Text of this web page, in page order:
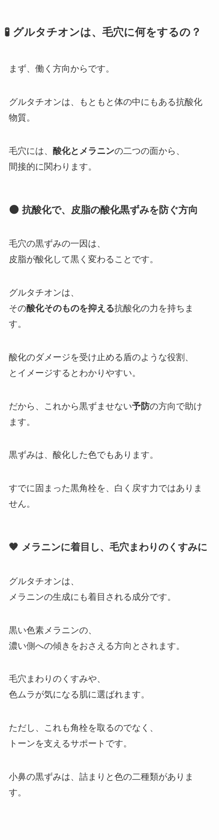
🧪 グルタチオンは、毛穴に何をするの？
まず、働く方向からです。
グルタチオンは、もともと体の中にもある抗酸化
物質。
毛穴には、 酸化とメラニンの二つの面から、
間接的に関わります。
🌑 抗酸化で、皮脂の酸化黒ずみを防ぐ方向
毛穴の黒ずみの一因は、
皮脂が酸化して黒く変わることです。
グルタチオンは、
その酸化そのものを抑える抗酸化の力を持ちま
す。
酸化のダメージを受け止める盾のような役割、
とイメージするとわかりやすい。
だから、これから黒ずませない予防の方向で助け
ます。
黒ずみは、酸化した色でもあります。
すでに固まった黒角栓を、白く戻す力ではありま
せん。
🤎 メラニンに着目し、毛穴まわりのくすみに
グルタチオンは、
メラニンの生成にも着目される成分です。
黒い色素メラニンの、
濃い側への傾きをおさえる方向とされます。
毛穴まわりのくすみや、
色ムラが気になる肌に選ばれます。
ただし、これも角栓を取るのでなく、
トーンを支えるサポートです。
小鼻の黒ずみは、詰まりと色の二種類がありま
す。